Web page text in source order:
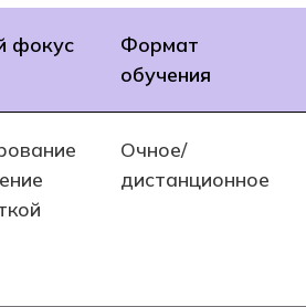
фокус
Формат
обучения
Очное/
дистанционное